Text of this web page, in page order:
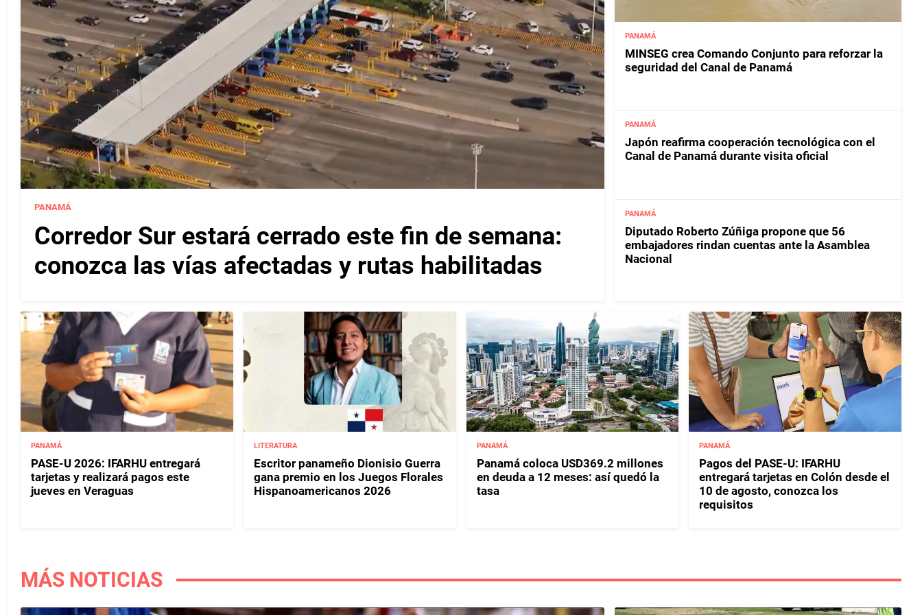
PANAMÁ
Corredor Sur estará cerrado este fin de semana:
conozca las vías afectadas y rutas habilitadas
PANAMÁ
MINSEG crea Comando Conjunto para reforzar la
seguridad del Canal de Panamá
PANAMÁ
Japón reafirma cooperación tecnológica con el
Canal de Panamá durante visita oficial
PANAMÁ
Diputado Roberto Zúñiga propone que 56
embajadores rindan cuentas ante la Asamblea
Nacional
PANAMÁ
PASE-U 2026: IFARHU entregará
tarjetas y realizará pagos este
jueves en Veraguas
LITERATURA
Escritor panameño Dionisio Guerra
gana premio en los Juegos Florales
Hispanoamericanos 2026
PANAMÁ
Panamá coloca USD369.2 millones
en deuda a 12 meses: así quedó la
tasa
PANAMÁ
Pagos del PASE-U: IFARHU
entregará tarjetas en Colón desde el
10 de agosto, conozca los
requisitos
MÁS NOTICIAS